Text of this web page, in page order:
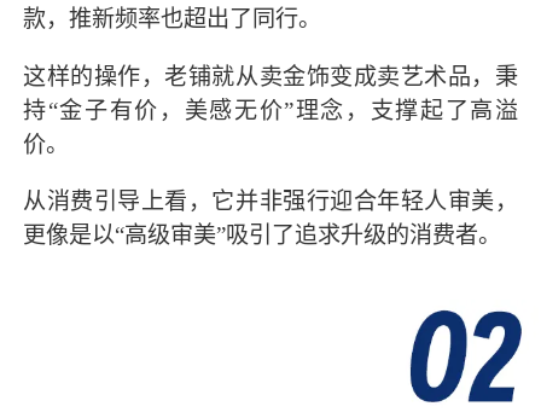
款，推新频率也超出了同行。
这样的操作，老铺就从卖金饰变成卖艺术品，秉
持“金子有价，美感无价”理念，支撑起了高溢
价。
从消费引导上看，它并非强行迎合年轻人审美，
更像是以“高级审美”吸引了追求升级的消费者。